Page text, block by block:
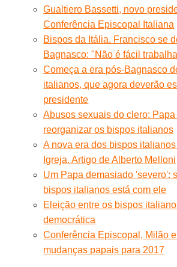
Gualtiero Bassetti, novo
Conferência Episcopal Italiana
Bispos da Itália. Francisco se
Bagnasco: "Não é fácil
Começa a era pós-Bagnasco
italianos, que agora deverão
presidente
Abusos sexuais do clero:
reorganizar os bispos italianos
A nova era dos bispos
Igreja. Artigo de Alberto Melloni
Um Papa demasiado 'severo':
bispos italianos está com ele
Eleição entre os bispos
democrática
Conferência Episcopal, Milão
mudanças papais para 2017